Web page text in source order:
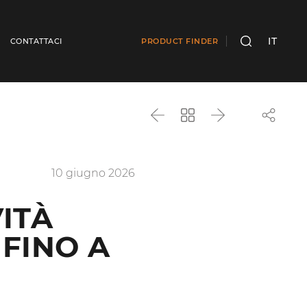
CONTATTACI PRODUCT FINDER CERCAIT
Precedente
Torna Successivo
10 giugno 2026
A